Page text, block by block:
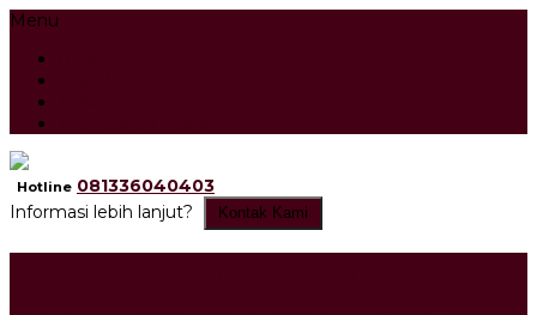
Menu
Hotline 081336040403
Informasi lebih lanjut?
Kontak Kami